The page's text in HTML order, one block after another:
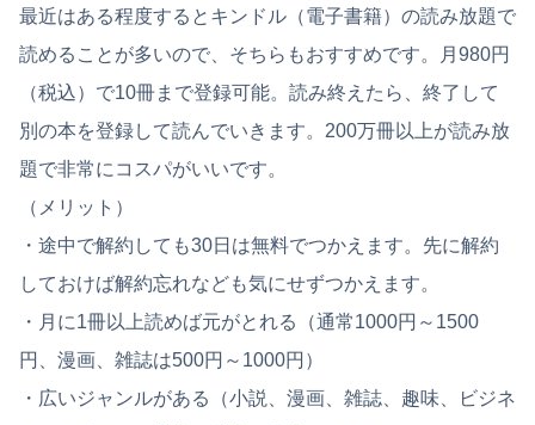
最近はある程度するとキンドル（電子書籍）の読み放題で
読めることが多いので、そちらもおすすめです。月980円
（税込）で10冊まで登録可能。読み終えたら、終了して
別の本を登録して読んでいきます。200万冊以上が読み放
題で非常にコスパがいいです。
（メリット）
・途中で解約しても30日は無料でつかえます。先に解約
しておけば解約忘れなども気にせずつかえます。
・月に1冊以上読めば元がとれる（通常1000円～1500
円、漫画、雑誌は500円～1000円）
・広いジャンルがある（小説、漫画、雑誌、趣味、ビジネ